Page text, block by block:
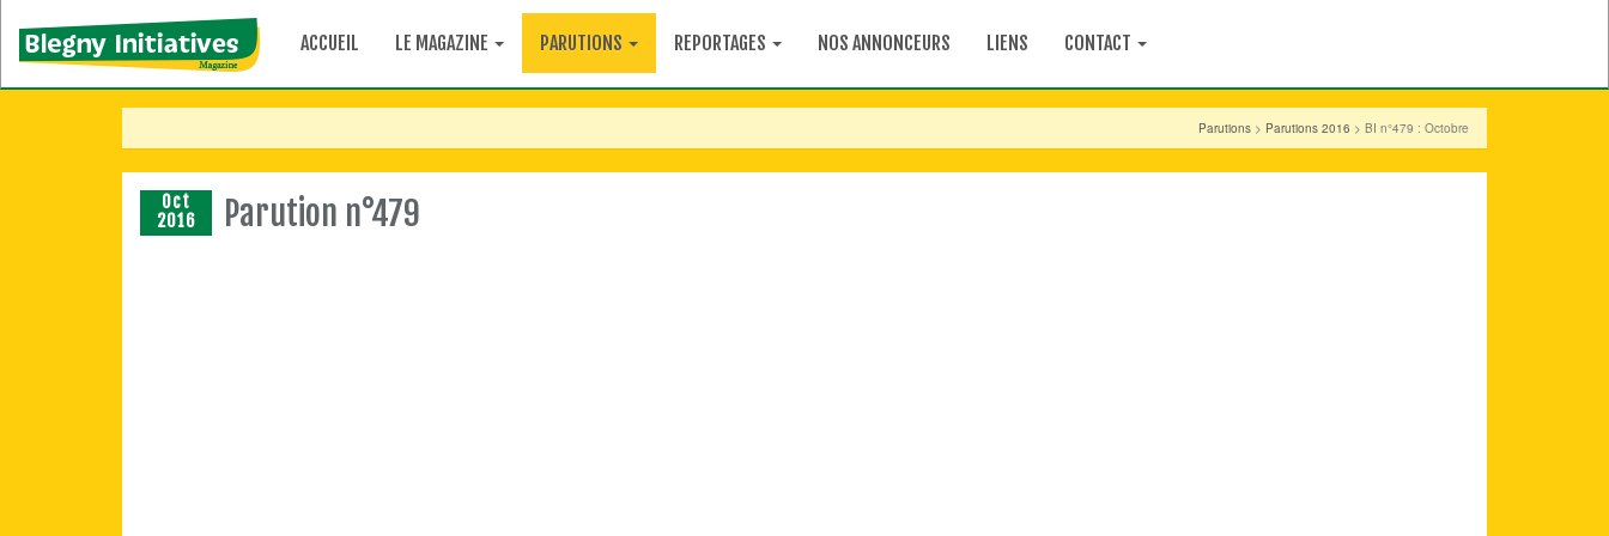
ACCUEIL LE MAGAZINE PARUTIONS REPORTAGES NOS ANNONCEURS LIENS CONTACT
Parutions > Parutions 2016 > BI n°479 : Octobre
Oct
2016
Parution n°479